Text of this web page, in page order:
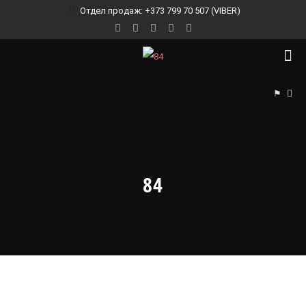
Отдел продаж: +373 799 70 507 (VIBER)
⚑
84